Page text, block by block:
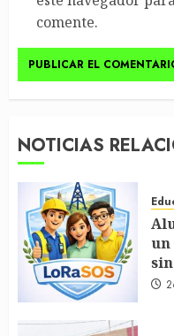
comente.
NOTICIAS
un